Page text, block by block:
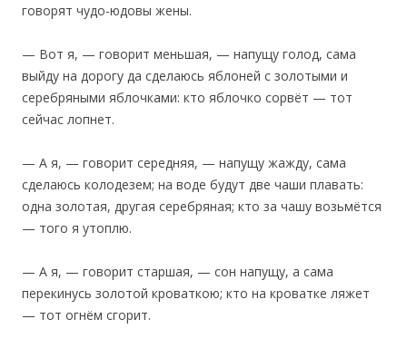
говорят чудо-юдовы жены.
— Вот я, — говорит меньшая, — напущу голод, сама
выйду на дорогу да сделаюсь яблоней с золотыми и
серебряными яблочками: кто яблочко сорвёт — тот
сейчас лопнет.
— А я, — говорит середняя, — напущу жажду, сама
сделаюсь колодезем; на воде будут две чаши плавать:
одна золотая, другая серебряная; кто за чашу возьмётся
— того я утоплю.
— А я, — говорит старшая, — сон напущу, а сама
перекинусь золотой кроваткою; кто на кроватке ляжет
— тот огнём сгорит.